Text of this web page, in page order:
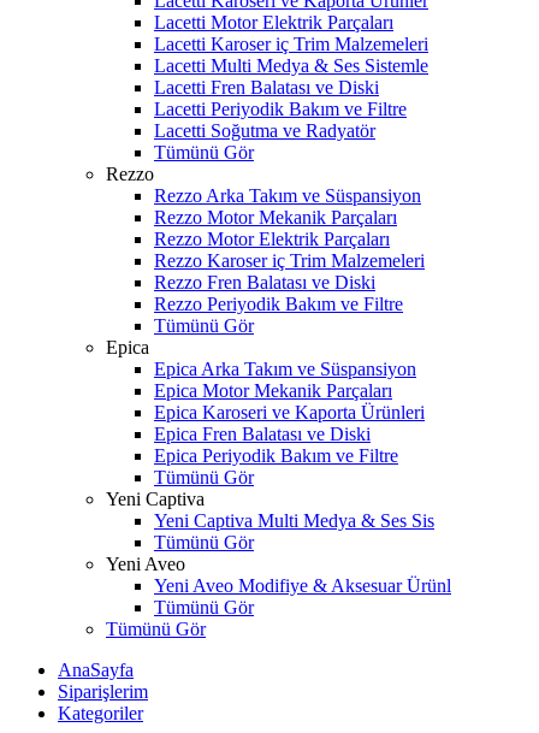
Lacetti Motor Elektrik Parçaları
Lacetti Karoser iç Trim Malzemeleri
Lacetti Multi Medya & Ses Sistemle
Lacetti Fren Balatası ve Diski
Lacetti Periyodik Bakım ve Filtre
Lacetti Soğutma ve Radyatör
Tümünü Gör
Rezzo
Rezzo Arka Takım ve Süspansiyon
Rezzo Motor Mekanik Parçaları
Rezzo Motor Elektrik Parçaları
Rezzo Karoser iç Trim Malzemeleri
Rezzo Fren Balatası ve Diski
Rezzo Periyodik Bakım ve Filtre
Tümünü Gör
Epica
Epica Arka Takım ve Süspansiyon
Epica Motor Mekanik Parçaları
Epica Karoseri ve Kaporta Ürünleri
Epica Fren Balatası ve Diski
Epica Periyodik Bakım ve Filtre
Tümünü Gör
Yeni Captiva
Yeni Captiva Multi Medya & Ses Sis
Tümünü Gör
Yeni Aveo
Yeni Aveo Modifiye & Aksesuar Ürünl
Tümünü Gör
Tümünü Gör
AnaSayfa
Siparişlerim
Kategoriler